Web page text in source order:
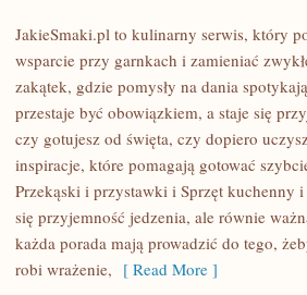
GOTOWANIE
JakieSmaki.pl to kulinarny serwis, który
wsparcie przy garnkach i zamieniać
zakątek, gdzie pomysły na dania
przestaje być obowiązkiem, a staje się
czy gotujesz od święta, czy dopiero
inspiracje, które pomagają gotować
Przekąski i przystawki i Sprzęt kuchenny
się przyjemność jedzenia, ale równie
każda porada mają prowadzić do tego,
robi wrażenie, [ Read More ]